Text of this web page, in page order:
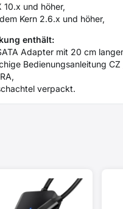
10.x und höher,
Kern 2.6.x und höher,
enthält:
Adapter mit 20 cm
Bedienungsanleitung
verpackt.